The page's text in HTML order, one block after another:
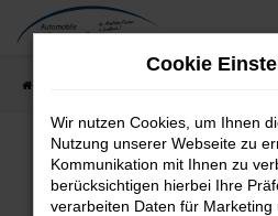
Zum
Fehler: Network
Cookie
Wir nutzen Cookies, um Ihnen
Nutzung unserer Webseite zu
Kommunikation mit Ihnen zu
berücksichtigen hierbei Ihre
verarbeiten Daten für Marketing